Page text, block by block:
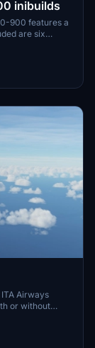
| A350-900 inibuilds
900 features a
are six
Italian
and
update is
Airways
or without
Follow the
dedication to